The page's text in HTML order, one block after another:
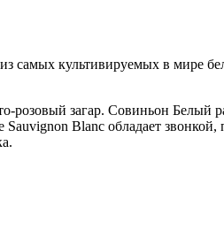
культивируемых в мире
розовый загар. Совиньон Белый
Blanc обладает